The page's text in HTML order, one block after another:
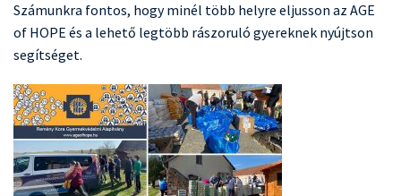
Számunkra fontos, hogy minél több helyre eljusson az AGE
of HOPE és a lehető legtöbb rászoruló gyereknek nyújtson
segítséget.